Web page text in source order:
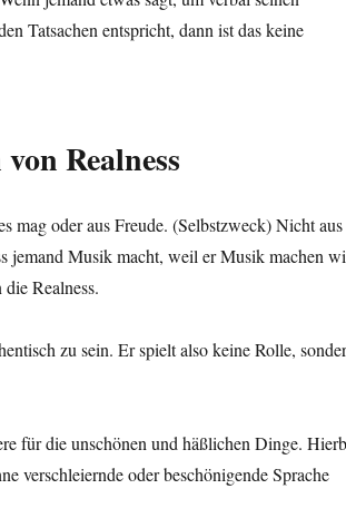
Tatsachen entspricht, dann ist das keine
Realness
mag oder aus Freude. (Selbstzweck) Nicht aus
jemand Musik macht, weil er Musik machen
Realness.
zu sein. Er spielt also keine Rolle,
für die unschönen und häßlichen Dinge.
verschleiernde oder beschönigende Sprache